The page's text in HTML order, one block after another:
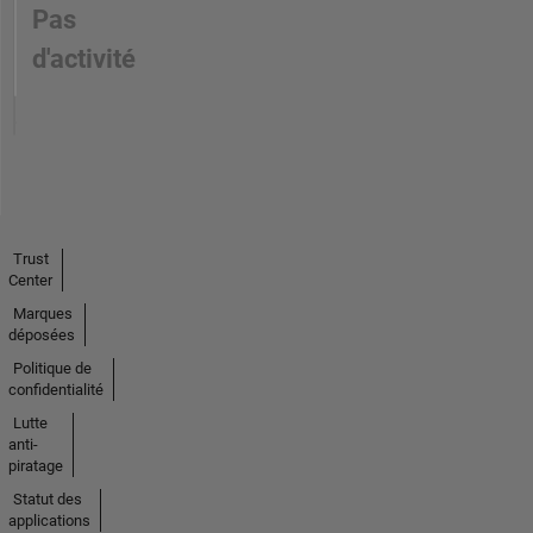
Pas
d'activité
Trust
Center
Marques
déposées
Politique de
confidentialité
Lutte
anti-
piratage
Statut des
applications